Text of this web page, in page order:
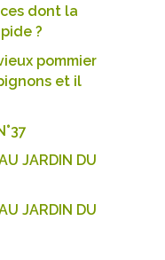
dont la
?
pommier
et il
JARDIN DU
JARDIN DU